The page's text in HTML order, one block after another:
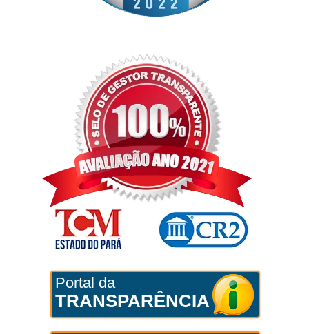
Portal da
TRANSPARÊNCIA